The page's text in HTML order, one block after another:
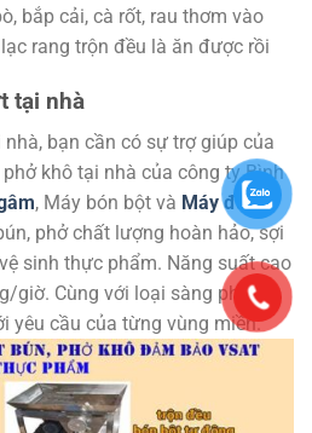
bắp cải, cà rốt, rau thơm vào
rang trộn đều là ăn được rồi
tại nhà
bạn cần có sự trợ giúp của
khô tại nhà của công ty Bình
, Máy bón bột và Máy đùn
phở chất lượng hoàn hảo, sợi
sinh thực phẩm. Năng suất cao
giờ. Cùng với loại sàng phong
yêu cầu của từng vùng miền.